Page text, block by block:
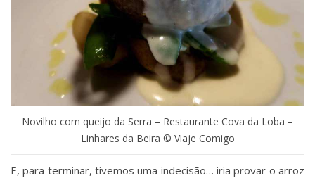
Novilho com queijo da Serra – Restaurante Cova da Loba –
Linhares da Beira © Viaje Comigo
E, para terminar, tivemos uma indecisão… iria provar o arroz